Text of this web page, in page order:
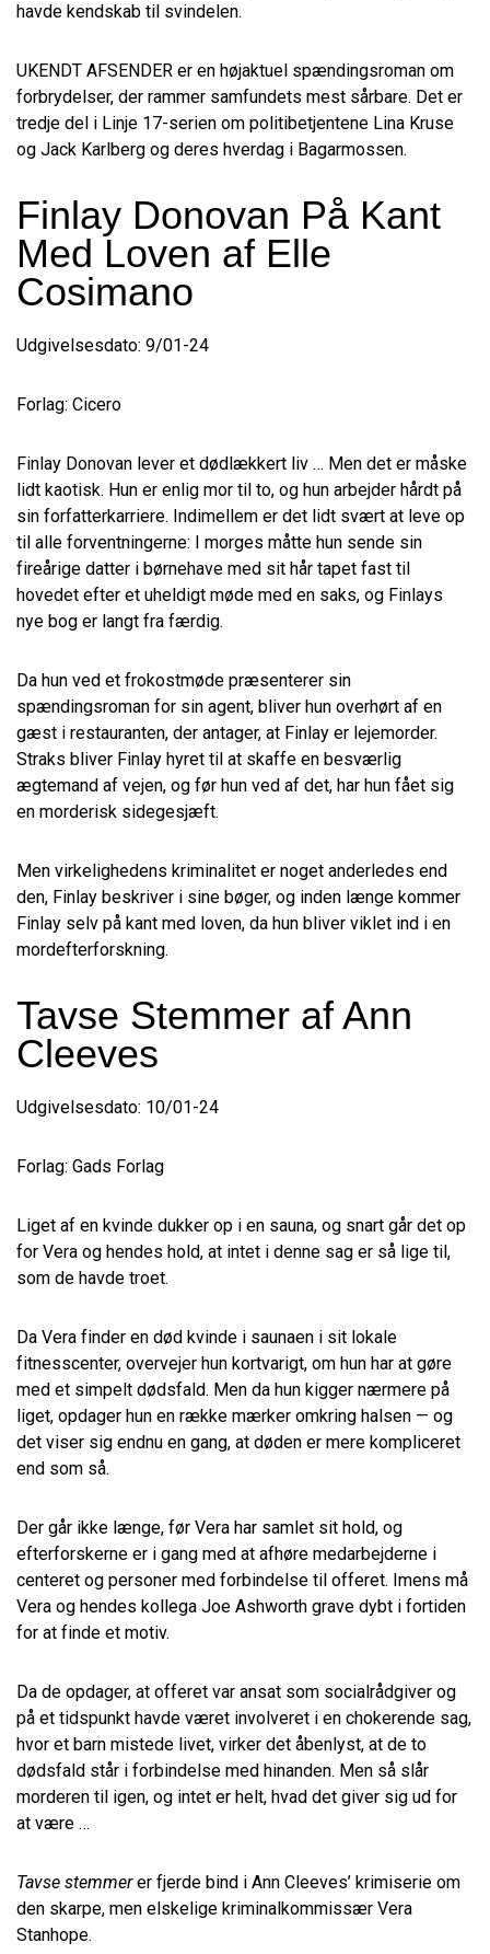
havde kendskab til svindelen.
UKENDT AFSENDER er en højaktuel spændingsroman om
forbrydelser, der rammer samfundets mest sårbare. Det er
tredje del i Linje 17-serien om politibetjentene Lina Kruse
og Jack Karlberg og deres hverdag i Bagarmossen.
Finlay Donovan På Kant
Med Loven af Elle
Cosimano
Udgivelsesdato: 9/01-24
Forlag: Cicero
Finlay Donovan lever et dødlækkert liv … Men det er måske
lidt kaotisk. Hun er enlig mor til to, og hun arbejder hårdt på
sin forfatterkarriere. Indimellem er det lidt svært at leve op
til alle forventningerne: I morges måtte hun sende sin
fireårige datter i børnehave med sit hår tapet fast til
hovedet efter et uheldigt møde med en saks, og Finlays
nye bog er langt fra færdig.
Da hun ved et frokostmøde præsenterer sin
spændingsroman for sin agent, bliver hun overhørt af en
gæst i restauranten, der antager, at Finlay er lejemorder.
Straks bliver Finlay hyret til at skaffe en besværlig
ægtemand af vejen, og før hun ved af det, har hun fået sig
en morderisk sidegesjæft.
Men virkelighedens kriminalitet er noget anderledes end
den, Finlay beskriver i sine bøger, og inden længe kommer
Finlay selv på kant med loven, da hun bliver viklet ind i en
mordefterforskning.
Tavse Stemmer af Ann
Cleeves
Udgivelsesdato: 10/01-24
Forlag: Gads Forlag
Liget af en kvinde dukker op i en sauna, og snart går det op
for Vera og hendes hold, at intet i denne sag er så lige til,
som de havde troet.
Da Vera finder en død kvinde i saunaen i sit lokale
fitnesscenter, overvejer hun kortvarigt, om hun har at gøre
med et simpelt dødsfald. Men da hun kigger nærmere på
liget, opdager hun en række mærker omkring halsen — og
det viser sig endnu en gang, at døden er mere kompliceret
end som så.
Der går ikke længe, før Vera har samlet sit hold, og
efterforskerne er i gang med at afhøre medarbejderne i
centeret og personer med forbindelse til offeret. Imens må
Vera og hendes kollega Joe Ashworth grave dybt i fortiden
for at finde et motiv.
Da de opdager, at offeret var ansat som socialrådgiver og
på et tidspunkt havde været involveret i en chokerende sag,
hvor et barn mistede livet, virker det åbenlyst, at de to
dødsfald står i forbindelse med hinanden. Men så slår
morderen til igen, og intet er helt, hvad det giver sig ud for
at være …
Tavse stemmerer fjerde bind i Ann Cleeves’ krimiserie om
den skarpe, men elskelige kriminalkommissær Vera
Stanhope.